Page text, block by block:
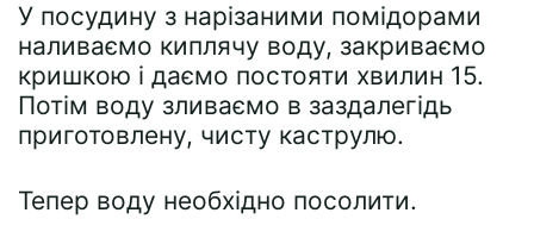
У посудину з нарізаними помідорами
наливаємо киплячу воду, закриваємо
кришкою і даємо постояти хвилин 15.
Потім воду зливаємо в заздалегідь
приготовлену, чисту каструлю.
Тепер воду необхідно посолити.